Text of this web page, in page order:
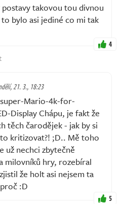
takovou tou divnou
bylo asi jediné co mi tak
4
21. 3., 18:23
Mario-4k-for-
Display Chápu, je fakt že
těch čarodějek - jak by si
kritizovat?! ;D.. Mě toho
už nechci zbytečně
milovníků hry, rozebíral
že holt asi nejsem ta
:D
5